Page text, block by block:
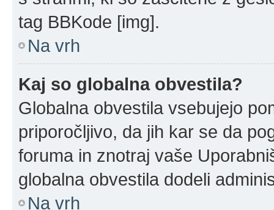
tag BBKode [img].
Na vrh
Kaj so globalna obvestila?
Globalna obvestila vsebujejo
priporočljivo, da jih kar se da
foruma in znotraj vaše
globalna obvestila dodeli
Na vrh